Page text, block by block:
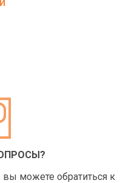
вы можете обратиться к